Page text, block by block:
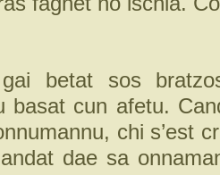
betat sos
basat cun afetu.
chi s’est
dae sa